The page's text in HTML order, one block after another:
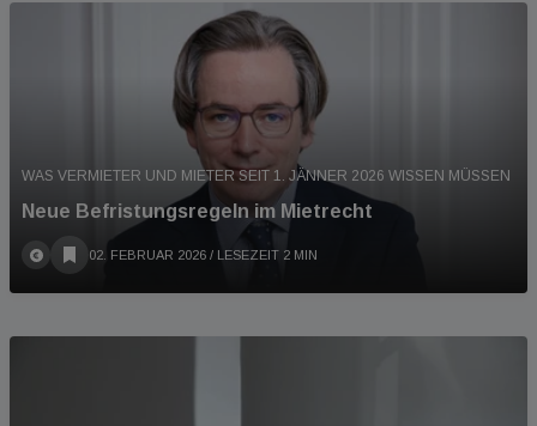
WAS VERMIETER UND MIETER SEIT 1. JÄNNER 2026 WISSEN MÜSSEN
Neue Befristungsregeln im Mietrecht
02. FEBRUAR 2026 / LESEZEIT 2 MIN